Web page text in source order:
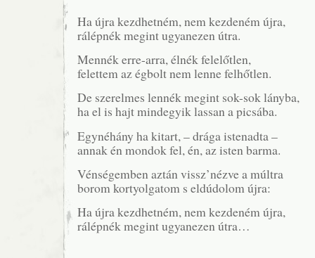
Ha újra kezdhetném, nem kezdeném újra,
rálépnék megint ugyanezen útra.
Mennék erre-arra, élnék felelőtlen,
felettem az égbolt nem lenne felhőtlen.
De szerelmes lennék megint sok-sok lányba,
ha el is hajt mindegyik lassan a picsába.
Egynéhány ha kitart, – drága istenadta –
annak én mondok fel, én, az isten barma.
Vénségemben aztán vissz’nézve a múltra
borom kortyolgatom s eldúdolom újra:
Ha újra kezdhetném, nem kezdeném újra,
rálépnék megint ugyanezen útra…